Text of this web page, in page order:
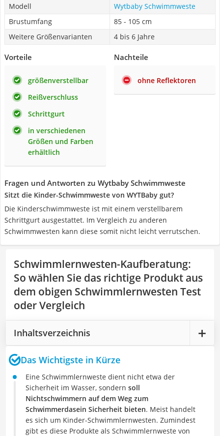
Modell
Wytbaby Schwimmweste
Brustumfang
85 - 105 cm
Weitere Größenvarianten
4 bis 6 Jahre
Vorteile
größenverstellbar
Reißverschluss
Schrittgurt
in verschiedenen
Größen und Farben
erhältlich
Nachteile
ohne Reflektoren
Fragen und Antworten zu Wytbaby Schwimmweste
Sitzt die Kinder-Schwimmweste von WYTBaby gut?
Die Kinderschwimmweste ist mit einem verstellbarem
Schrittgurt ausgestattet. Im Vergleich zu anderen
Schwimmwesten kann diese somit nicht leicht verrutschen.
Schwimmlernwesten-Kaufberatung:
So wählen Sie das richtige Produkt aus
dem obigen Schwimmlernwesten Test
oder Vergleich
Inhaltsverzeichnis
Das Wichtigste in Kürze
Eine Schwimmlernweste dient nicht etwa der
Sicherheit im Wasser, sondern soll
Nichtschwimmern auf dem Weg zum
Schwimmerdasein Sicherheit bieten. Meist handelt
es sich um Kinder-Schwimmlernwesten. Zumindest
gibt es diese Produkte als Schwimmlernweste von